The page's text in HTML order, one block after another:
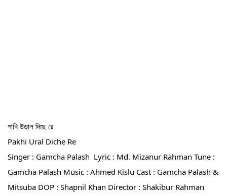
পাখি উড়াল দিছে রে
Pakhi Ural Diche Re
Singer : Gamcha Palash  Lyric : Md. Mizanur Rahman Tune :
Gamcha Palash Music : Ahmed Kislu Cast : Gamcha Palash &
Mitsuba DOP : Shapnil Khan Director : Shakibur Rahman